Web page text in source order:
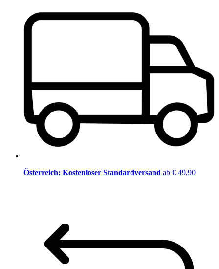
Österreich: Kostenloser Standardversand ab € 49,90